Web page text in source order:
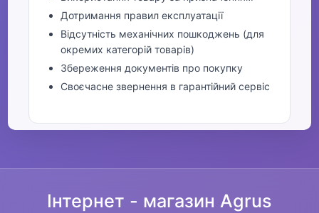
Дотримання правил експлуатації
Відсутність механічних пошкоджень (для
окремих категорій товарів)
Збереження документів про покупку
Своєчасне звернення в гарантійний сервіс
Інтернет - магазин Agrus